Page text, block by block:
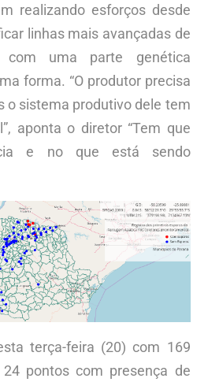
realizando esforços desde
linhas mais avançadas de
com uma parte genética
forma. “O produtor precisa
o sistema produtivo dele tem
aponta o diretor “Tem que
e no que está sendo
terça-feira (20) com 169
pontos com presença de